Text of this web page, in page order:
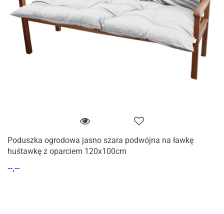
Poduszka ogrodowa jasno szara podwójna na ławkę
huśtawkę z oparciem 120x100cm
--,--